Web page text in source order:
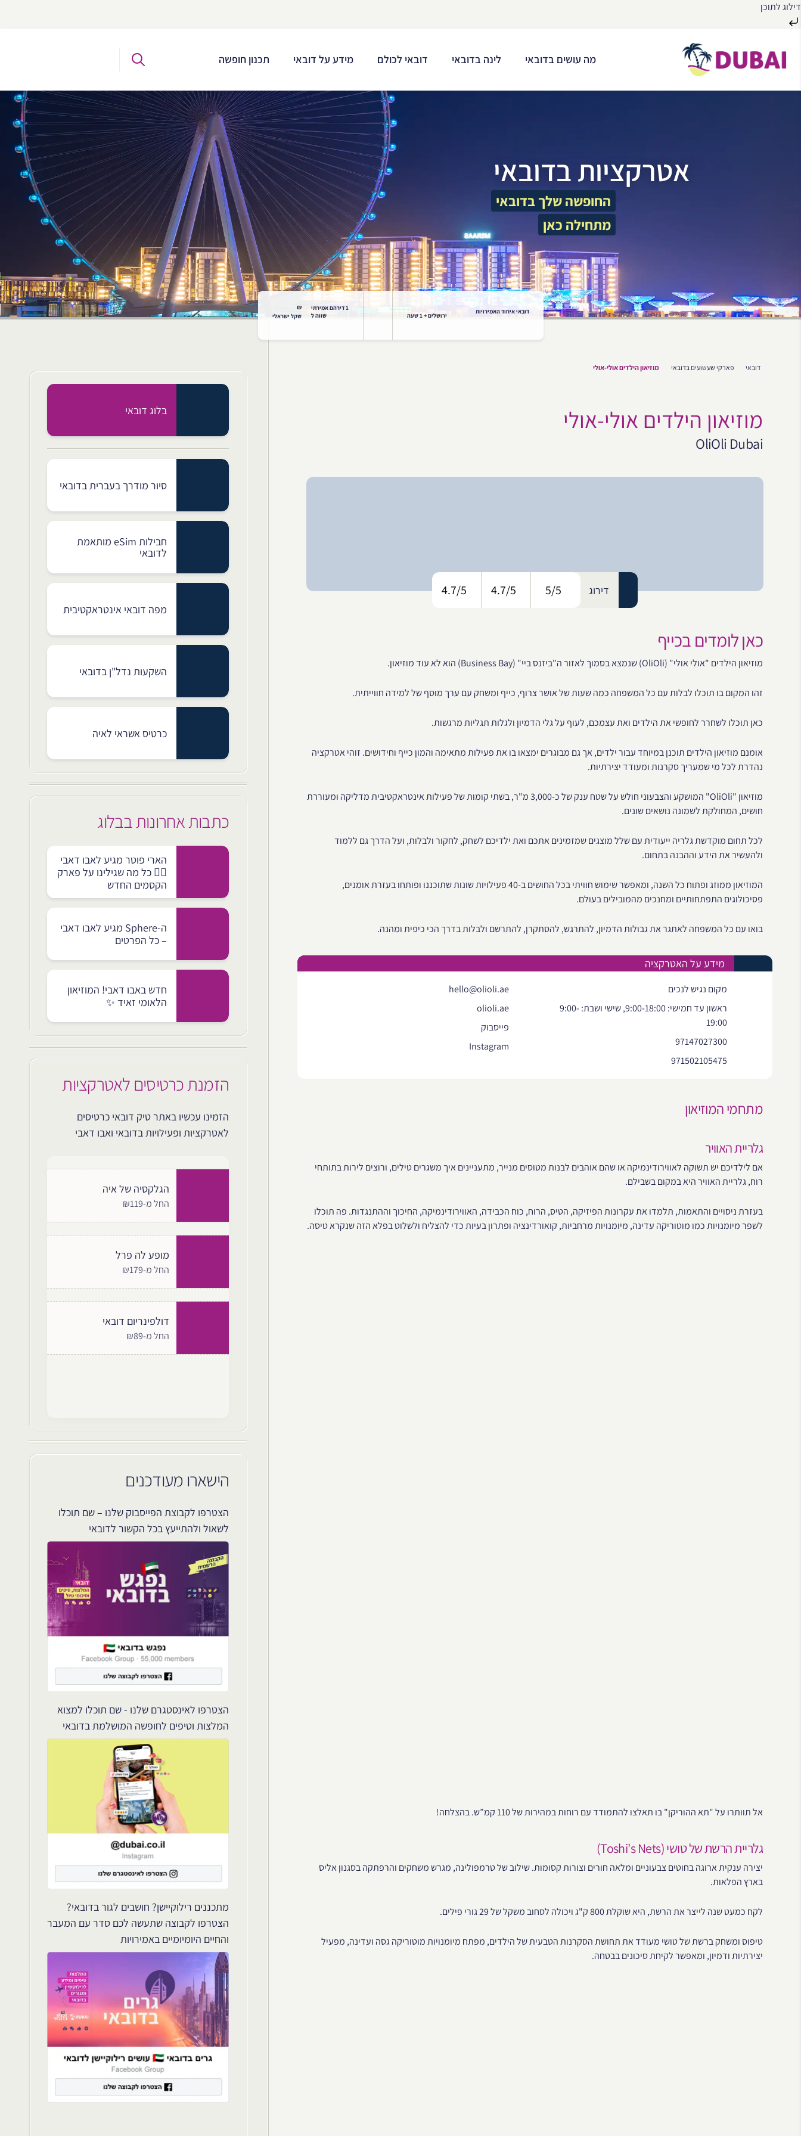
דילוג לתוכן
מה עושים בדובאי לינה בדובאי דובאי לכולם מידע על דובאי תכנון חופשה
אטרקציות בדובאי
החופשה שלך בדובאי
מתחילה כאן
דובאי איחוד האמירויות ירושלים + 1 שעה
1 דירהם אמירתי
שווה ל
₪
שקל ישראלי
דובאי פארקי שעשועים בדובאי מוזיאון הילדים אולי-אולי
מוזיאון הילדים אולי-אולי
OliOli Dubai
דירוג 5/5
4.7/5
4.7/5
כאן לומדים בכייף
מוזיאון הילדים "אולי אולי" (OliOli) שנמצא בסמוך לאזור ה"ביזנס ביי" (Business Bay) הוא לא עוד מוזיאון.
זהו המקום בו תוכלו לבלות עם כל המשפחה כמה שעות של אושר צרוף, כייף ומשחק עם ערך מוסף של למידה חווייתית.
כאן תוכלו לשחרר לחופשי את הילדים ואת עצמכם, לעוף על גלי הדמיון ולגלות תגליות מרגשות.
אומנם מוזיאון הילדים תוכנן במיוחד עבור ילדים, אך גם מבוגרים ימצאו בו את פעילות מתאימה והמון כייף וחידושים. זוהי אטרקציה
נהדרת לכל מי שמעריך סקרנות ומעודד יצירתיות.
מוזיאון "OliOli" המושקע והצבעוני חולש על שטח ענק של כ-3,000 מ"ר, בשתי קומות של פעילות אינטראקטיבית מדליקה ומעוררת
חושים, המחולקת לשמונה נושאים שונים.
לכל תחום מוקדשת גלריה ייעודית עם שלל מוצגים שמזמינים אתכם ואת ילדיכם לשחק, לחקור ולבלות, ועל הדרך גם ללמוד
ולהעשיר את הידע וההבנה בתחום.
המוזיאון ממוזג ופתוח כל השנה, ומאפשר שימוש חוויתי בכל החושים ב-40 פעילויות שונות שתוכננו ופותחו בעזרת אומנים,
פסיכולוגים התפתחותיים ומחנכים מהמובילים בעולם.
בואו עם כל המשפחה לאתגר את גבולות הדמיון, להתרגש, להסתקרן, להתרשם ולבלות בדרך הכי כיפית ומהנה.
מידע על האטרקציה
מקום נגיש לנכים
ראשון עד חמישי: 9:00-18:00, שישי ושבת: 9:00-
19:00
97147027300
971502105475
hello@olioli.ae
olioli.ae
פייסבוק
Instagram
מתחמי המוזיאון
גלריית האוויר
אם לילדיכם יש תשוקה לאווירודינמיקה או שהם אוהבים לבנות מטוסים מנייר, מתעניינים איך משגרים טילים, ורוצים לירות בתותחי
רוח, גלריית האוויר היא במקום בשבילם.
בעזרת ניסויים והתאמות, תלמדו את עקרונות הפיזיקה, הטיס, הרוח, כוח הכבידה, האווירודינמיקה, החיכוך וההתנגדות. פה תוכלו
לשפר מיומנויות כמו מוטוריקה עדינה, מיומנויות מרחביות, קואורדינציה ופתרון בעיות כדי להצליח ולשלוט בפלא הזה שנקרא טיסה.
אל תוותרו על "תא ההוריקן" בו תאלצו להתמודד עם רוחות במהירות של 110 קמ”ש. בהצלחה!
גלריית הרשת של טושי (Toshi's Nets)
יצירה ענקית ארוגה בחוטים צבעוניים ומלאה חורים וצורות קסומות. שילוב של טרמפולינה, מגרש משחקים והרפתקה בסגנון אליס
בארץ הפלאות.
לקח כמעט שנה לייצר את הרשת, היא שוקלת 800 ק"ג ויכולה לסחוב משקל של 29 גורי פילים.
טיפוס ומשחק ברשת של טושי מעודד את תחושת הסקרנות הטבעית של הילדים, מפתח מיומנויות מוטוריקה גסה ועדינה, מפעיל
יצירתיות ודמיון, ומאפשר לקיחת סיכונים בבטחה.
בלוג דובאי
סיור מודרך בעברית בדובאי
חבילות eSim מותאמת
לדובאי
מפה דובאי אינטראקטיבית
השקעות נדל"ן בדובאי
כרטיס אשראי לאיה
כתבות אחרונות בבלוג
הארי פוטר מגיע לאבו דאבי
🧙‍♂️ כל מה שגילינו על פארק
הקסמים החדש
ה-Sphere מגיע לאבו דאבי
– כל הפרטים
חדש באבו דאבי! המוזיאון
הלאומי זאיד ✨
הזמנת כרטיסים לאטרקציות
הזמינו עכשיו באתר טיק דובאי כרטיסים
לאטרקציות ופעילויות בדובאי ואבו דאבי
הגלקסיה של איה
החל מ-₪119
מופע לה פרל
החל מ-₪179
דולפינריום דובאי
החל מ-₪89
הישארו מעודכנים
הצטרפו לקבוצת הפייסבוק שלנו – שם תוכלו
לשאול ולהתייעץ בכל הקשור לדובאי
הצטרפו לאינסטגרם שלנו - שם תוכלו למצוא
המלצות וטיפים לחופשה המושלמת בדובאי
מתכננים רילוקיישן? חושבים לגור בדובאי?
הצטרפו לקבוצה שתעשה לכם סדר עם המעבר
והחיים היומיומיים באמירויות